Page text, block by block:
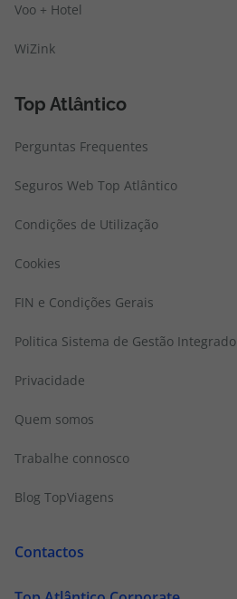
Voo + Hotel
WiZink
Top Atlântico
Perguntas Frequentes
Seguros Web Top Atlântico
Condições de Utilização
Cookies
FIN e Condições Gerais
Politica Sistema de Gestão Integrado
Privacidade
Quem somos
Trabalhe connosco
Blog TopViagens
Contactos